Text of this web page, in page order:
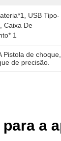
USB Tipo-
Caixa De
1
Pistola de choque
de precisão.
a